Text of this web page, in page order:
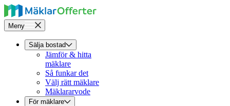
Meny
Sälja bostad
Jämför & hitta
mäklare
Så funkar det
Välj rätt mäklare
Mäklararvode
För mäklare